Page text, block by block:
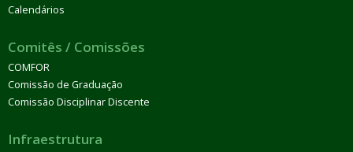
Calendários
Comitês / Comissões
COMFOR
Comissão de Graduação
Comissão Disciplinar Discente
Infraestrutura